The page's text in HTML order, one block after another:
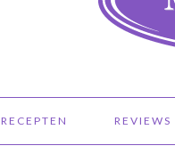
RECEPTEN REVIEWS